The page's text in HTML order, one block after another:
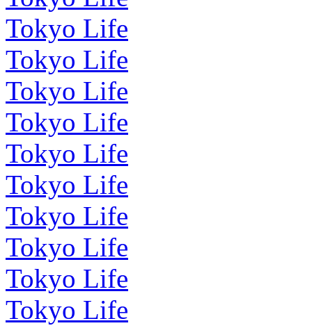
Tokyo Life
Tokyo Life
Tokyo Life
Tokyo Life
Tokyo Life
Tokyo Life
Tokyo Life
Tokyo Life
Tokyo Life
Tokyo Life